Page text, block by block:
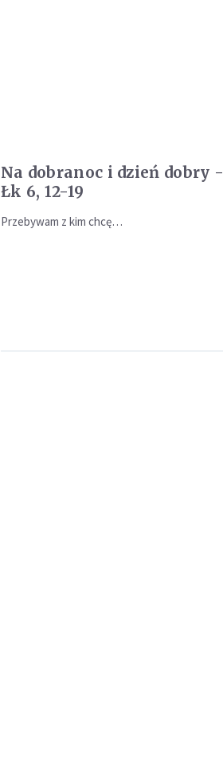
Na dobranoc i dzień dobry -
Łk 6, 12-19
Przebywam z kim chcę…